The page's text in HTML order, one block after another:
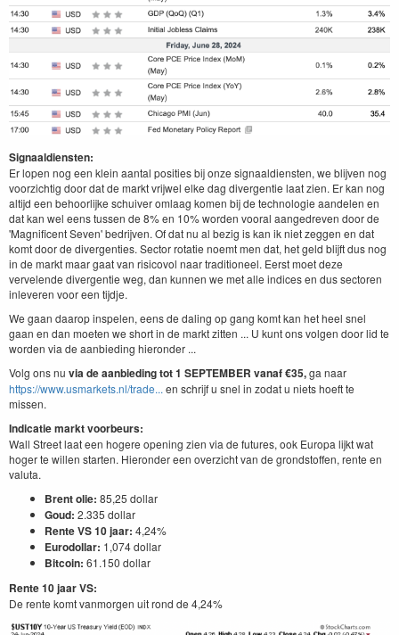
Signaaldiensten:
Er lopen nog een klein aantal posities bij onze signaaldiensten, we blijven nog
voorzichtig door dat de markt vrijwel elke dag divergentie laat zien. Er kan nog
altijd een behoorlijke schuiver omlaag komen bij de technologie aandelen en
dat kan wel eens tussen de 8% en 10% worden vooral aangedreven door de
'Magnificent Seven' bedrijven. Of dat nu al bezig is kan ik niet zeggen en dat
komt door de divergenties. Sector rotatie noemt men dat, het geld blijft dus nog
in de markt maar gaat van risicovol naar traditioneel. Eerst moet deze
vervelende divergentie weg, dan kunnen we met alle indices en dus sectoren
inleveren voor een tijdje.
We gaan daarop inspelen, eens de daling op gang komt kan het heel snel
gaan en dan moeten we short in de markt zitten ... U kunt ons volgen door lid te
worden via de aanbieding hieronder ...
Volg ons nu via de aanbiedingtot 1 SEPTEMBER vanaf €35,ga naar
https://www.usmarkets.nl/trade... en schrijf u snel in zodat u niets hoeft te
missen.
Indicatie markt voorbeurs:
Wall Street laat een hogere opening zien via de futures, ook Europa lijkt wat
hoger te willen starten. Hieronder een overzicht van de grondstoffen, rente en
valuta.
Brent olie: 85,25 dollar
Goud: 2.335 dollar
Rente VS 10 jaar: 4,24%
Eurodollar: 1,074 dollar
Bitcoin: 61.150 dollar
Rente 10 jaar VS:
De rente komt vanmorgen uit rond de 4,24%